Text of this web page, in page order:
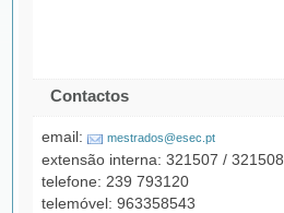
Contactos
email: mestrados@esec.pt
extensão interna: 321507 / 321508
telefone: 239 793120
telemóvel: 963358543